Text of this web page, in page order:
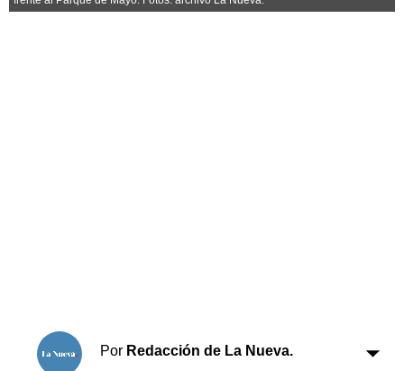
Horóscopo
Por Redacción de La Nueva.